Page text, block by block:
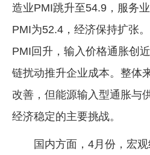
造业PMI跳升至54.9，服务
PMI为52.4，经济保持扩张
PMI回升，输入价格通胀创
链扰动推升企业成本。整体
改善，但能源输入型通胀与
经济稳定的主要挑战。
国内方面，4月份，宏